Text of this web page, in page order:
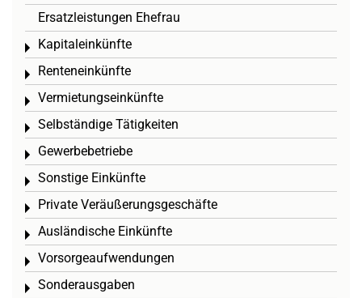
Ersatzleistungen Ehefrau
Kapitaleinkünfte
Toggle menu
Renteneinkünfte
Toggle menu
Vermietungseinkünfte
Toggle menu
Selbständige Tätigkeiten
Toggle menu
Gewerbebetriebe
Toggle menu
Sonstige Einkünfte
Toggle menu
Private Veräußerungsgeschäfte
Toggle menu
Ausländische Einkünfte
Toggle menu
Vorsorgeaufwendungen
Toggle menu
Sonderausgaben
Toggle menu